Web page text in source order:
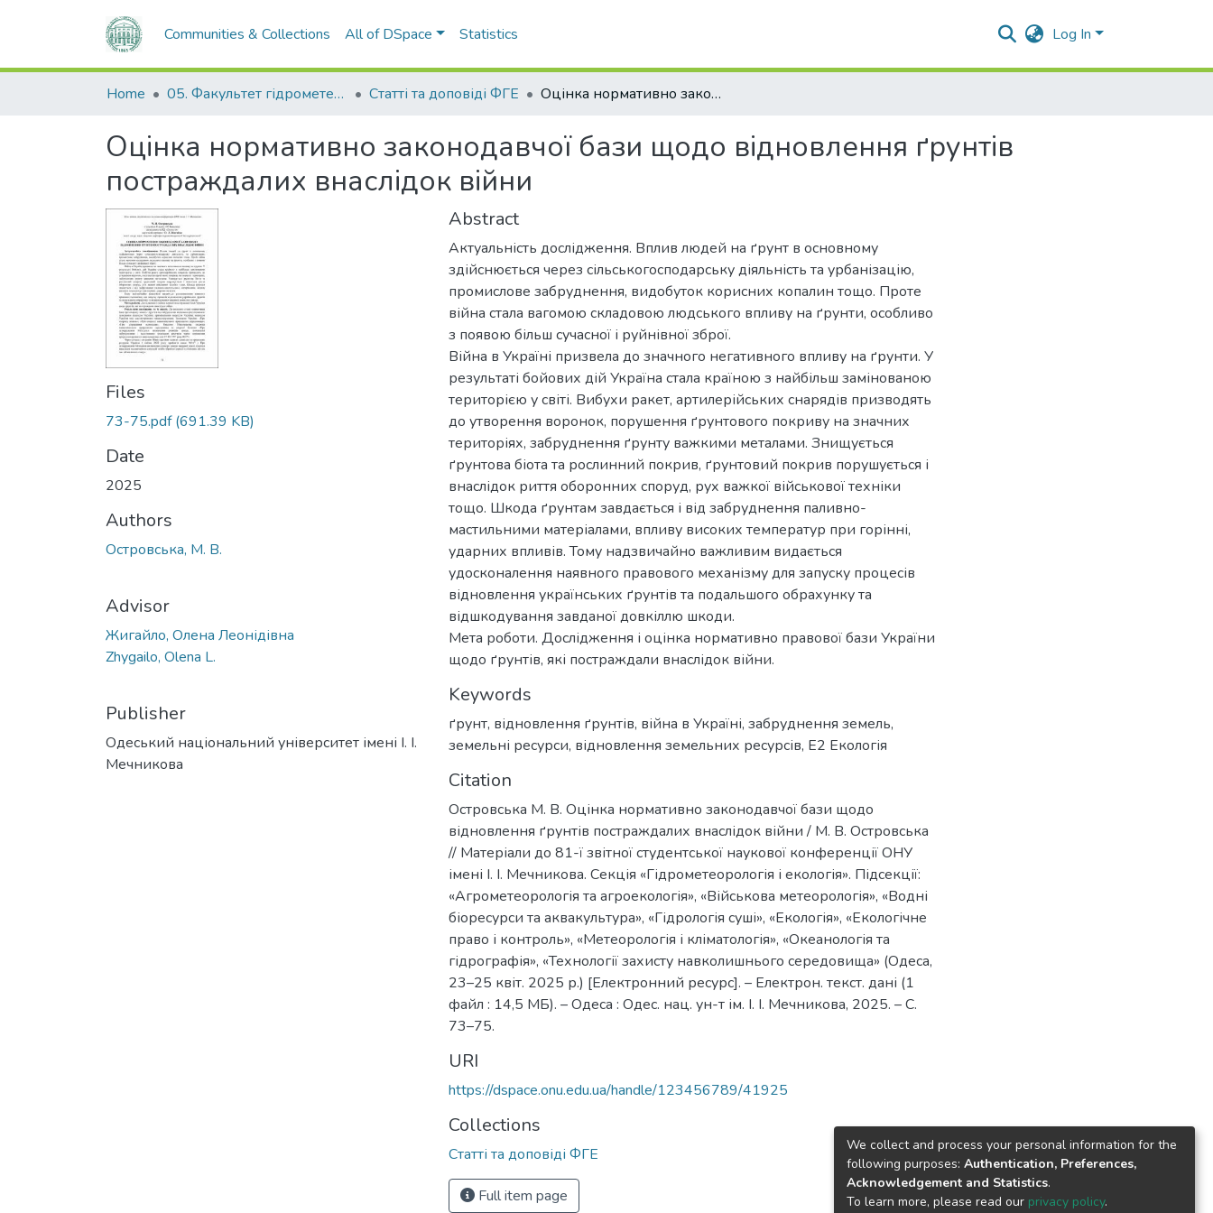
Communities & Collections All of DSpace Statistics Log In
Home 05. Факультет гідрометеорології і екології Статті та доповіді ФГЕ Оцінка нормативно законодавчої бази щодо відновлення ґрунтів постраждалих внаслідок війни
Оцінка нормативно законодавчої бази щодо відновлення ґрунтів
постраждалих внаслідок війни
Files
73-75.pdf(691.39 KB)
Date
2025
Authors
Островська, М. В.
Advisor
Жигайло, Олена Леонідівна
Zhygailo, Olena L.
Publisher
Одеський національний університет імені І. І.
Мечникова
Abstract
Актуальність дослідження. Вплив людей на ґрунт в основному
здійснюється через сільськогосподарську діяльність та урбанізацію,
промислове забруднення, видобуток корисних копалин тощо. Проте
війна стала вагомою складовою людського впливу на ґрунти, особливо
з появою більш сучасної і руйнівної зброї.
Війна в Україні призвела до значного негативного впливу на ґрунти. У
результаті бойових дій Україна стала країною з найбільш замінованою
територією у світі. Вибухи ракет, артилерійських снарядів призводять
до утворення воронок, порушення ґрунтового покриву на значних
територіях, забруднення ґрунту важкими металами. Знищується
ґрунтова біота та рослинний покрив, ґрунтовий покрив порушується і
внаслідок риття оборонних споруд, рух важкої військової техніки
тощо. Шкода ґрунтам завдається і від забруднення паливно-
мастильними матеріалами, впливу високих температур при горінні,
ударних впливів. Тому надзвичайно важливим видається
удосконалення наявного правового механізму для запуску процесів
відновлення українських ґрунтів та подальшого обрахунку та
відшкодування завданої довкіллю шкоди.
Мета роботи. Дослідження і оцінка нормативно правової бази України
щодо ґрунтів, які постраждали внаслідок війни.
Keywords
ґрунт, відновлення ґрунтів, війна в Україні, забруднення земель,
земельні ресурси, відновлення земельних ресурсів, Е2 Екологія
Citation
Островська М. В. Оцінка нормативно законодавчої бази щодо
відновлення ґрунтів постраждалих внаслідок війни / М. В. Островська
// Матеріали до 81-ї звітної студентської наукової конференції ОНУ
імені І. І. Мечникова. Секція «Гідрометеорологія і екологія». Підсекції:
«Агрометеорологія та агроекологія», «Військова метеорологія», «Водні
біоресурси та аквакультура», «Гідрологія суші», «Екологія», «Екологічне
право і контроль», «Метеорологія і кліматологія», «Океанологія та
гідрографія», «Технології захисту навколишнього середовища» (Одеса,
23–25 квіт. 2025 р.) [Електронний ресурс]. – Електрон. текст. дані (1
файл : 14,5 МБ). – Одеса : Одес. нац. ун-т ім. І. І. Мечникова, 2025. – С.
73–75.
URI
https://dspace.onu.edu.ua/handle/123456789/41925
Collections
Статті та доповіді ФГЕ
Full item page
We collect and process your personal information for the
following purposes: Authentication, Preferences,
Acknowledgement and Statistics.
To learn more, please read our privacy policy.